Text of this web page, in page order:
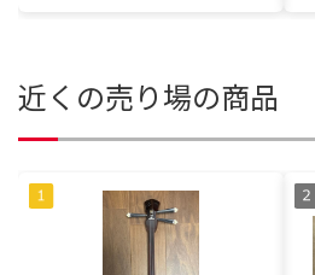
近くの売り場の商品